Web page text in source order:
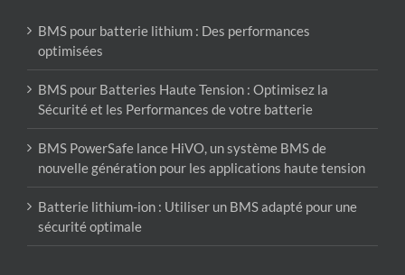
BMS pour batterie lithium : Des performances
optimisées
BMS pour Batteries Haute Tension : Optimisez la
Sécurité et les Performances de votre batterie
BMS PowerSafe lance HiVO, un système BMS de
nouvelle génération pour les applications haute tension
Batterie lithium-ion : Utiliser un BMS adapté pour une
sécurité optimale